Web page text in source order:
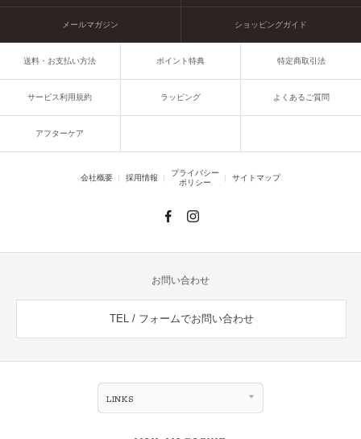
メールマガジン ショッピングガイド
送料・お支払い方法 ポイント特典 特定商取引法
サービス利用規約 ラッピング よくあるご質問
アフターケア
会社概要 採用情報
プライバシー
ポリシー
サイトマップ
お問い合わせ
TEL / フォームでお問い合わせ
LINKS